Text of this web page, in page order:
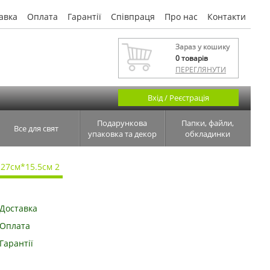
Оплата Гарантії Співпраця Про нас Контакти
Зараз у кошику
0товарів
ПЕРЕГЛЯНУТИ
Вхід / Реєстрація
Все для свят
Подарункова
упаковка та декор
Папки, файли,
обкладинки
2
Доставка
Оплата
Гарантії